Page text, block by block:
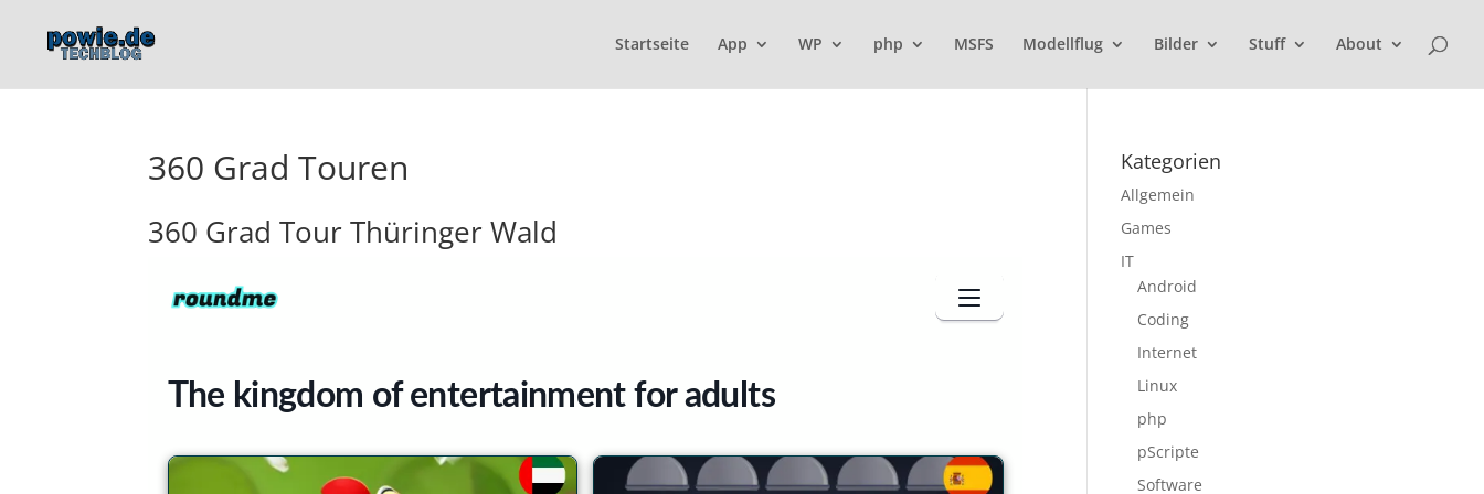
Startseite App WP php MSFS Modellflug Bilder Stuff About
360 Grad Touren
360 Grad Tour Thüringer Wald
Kategorien
Allgemein
Games
IT
Android
Coding
Internet
Linux
php
pScripte
Software